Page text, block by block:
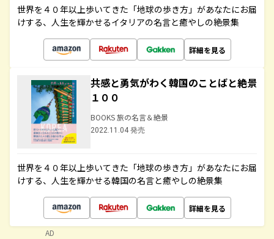
世界を４０年以上歩いてきた「地球の歩き方」があなたにお届
けする、人生を輝かせるイタリアの名言と癒やしの絶景集
詳細を見る
共感と勇気がわく韓国のことばと絶景
１００
BOOKS 旅の名言＆絶景
2022.11.04 発売
世界を４０年以上歩いてきた「地球の歩き方」があなたにお届
けする、人生を輝かせる韓国の名言と癒やしの絶景集
詳細を見る
AD